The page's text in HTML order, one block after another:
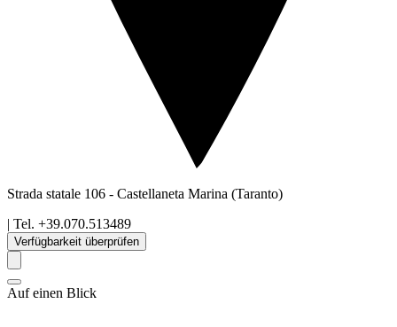
Strada statale 106 - Castellaneta Marina (Taranto)
| Tel. +39.070.513489
Verfügbarkeit überprüfen
Auf einen Blick